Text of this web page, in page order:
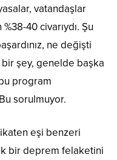
vatandaşlar
40 civarıydı. Şu
ne değişti
şey, genelde başka
program
sorulmuyor.
eşi benzeri
bir deprem felaketini